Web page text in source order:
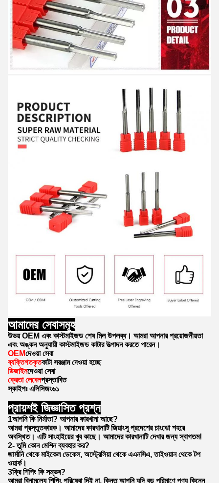
আমাদের সেবাসমূহ
উভয় OEM এবং কাস্টমাইজড শেষ মিল উপলব্ধ। আমরা আপনার প্রয়োজনীয়তা
এবং অঙ্কন অনুযায়ী কাস্টমাইজড কাটার উত্পাদন করতে পারেন।
OEMদেওয়া সেবা
ব্যক্তিগতকৃতকাটা সরঞ্জাম দেওয়া হচ্ছে
ডিজাইনদেওয়া সেবা
ক্রেতা লেবেলপ্রস্তাবিত
স্কাইপঃ এলিসিজং৬১
প্রায়শই জিজ্ঞাসিত প্রশ্ন
1আপনি কি নির্মাতা? আপনার কারখানা আছে?
আমরা প্রস্তুতকারক। আমাদের কারখানাটি জিয়াংসু প্রদেশের চাংঝো শহরে
অবস্থিত। এটি সাংহাইয়ের খুব কাছে। আমাদের কারখানাটি দেখার জন্য স্বাগতম!
2- তুমি কোন মেশিন ব্যবহার কর?
জার্মানি থেকে মাইকেল ডেকেল, অস্ট্রেলিয়া থেকে এএনসিএ, তাইওয়ান থেকে টপ
ওয়ার্ক।
3ফ্রি শিপিং কি সম্ভব?
আমরা বিনামূল্যে শিপিং পরিষেবা দিই না, কিন্তু আপনি যদি বড় পরিমাণে পণ্য কিনেন